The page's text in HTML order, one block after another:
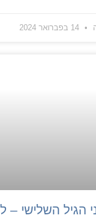
הגיל השלישי –